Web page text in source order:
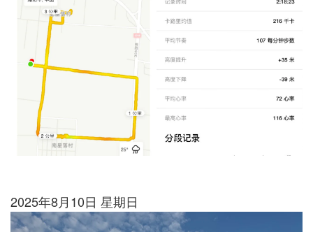
2025年8月10日 星期日